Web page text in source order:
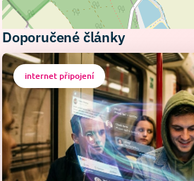
Doporučené články
internet připojení